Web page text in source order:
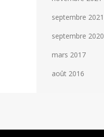
septembre 2021
septembre 2020
mars 2017
août 2016